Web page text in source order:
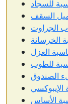
للسجاد
السقف
الجراوت
الخرسانة
العزل
للطوب
الصندوق
الإيبوكسي
الأساس